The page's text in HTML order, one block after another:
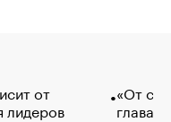
от
лидеров
«От
глава